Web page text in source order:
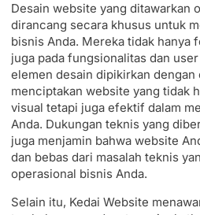
Desain website yang ditawarkan
dirancang secara khusus untuk
bisnis Anda. Mereka tidak hanya
juga pada fungsionalitas dan
elemen desain dipikirkan dengan
menciptakan website yang tidak
visual tetapi juga efektif dalam
Anda. Dukungan teknis yang
juga menjamin bahwa website
dan bebas dari masalah teknis
operasional bisnis Anda.
Selain itu, Kedai Website